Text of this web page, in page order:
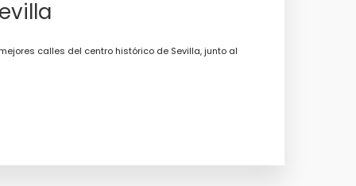
calles del centro histórico de Sevilla, junto al